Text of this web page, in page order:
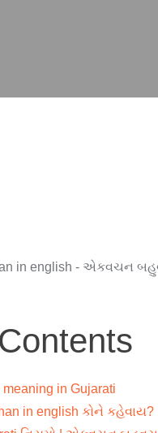
in Gujarati
in english કોને કહેવાય?